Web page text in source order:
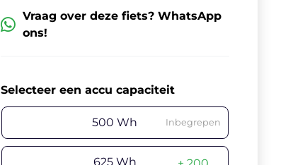
Vraag over deze fiets? WhatsApp
ons!
Selecteer een accu capaciteit
500 Wh Inbegrepen
625 Wh